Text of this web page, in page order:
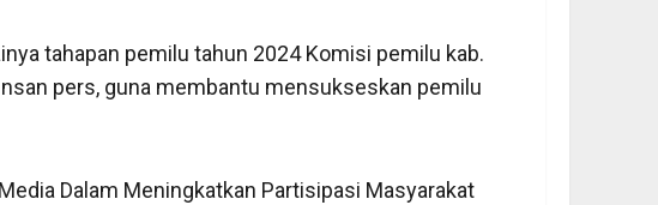
tahapan pemilu tahun 2024 Komisi pemilu kab.
pers, guna membantu mensukseskan pemilu
Dalam Meningkatkan Partisipasi Masyarakat